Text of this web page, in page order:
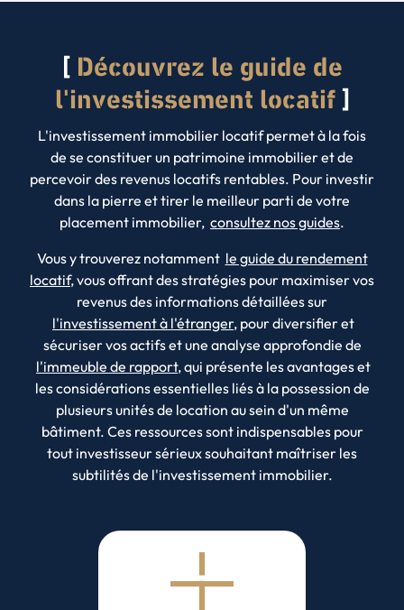
Découvrez le guide de
l'investissement locatif
L'investissement immobilier locatif permet à la fois
de se constituer un patrimoine immobilier et de
percevoir des revenus locatifs rentables. Pour investir
dans la pierre et tirer le meilleur parti de votre
placement immobilier, consultez nos guides.
Vous y trouverez notamment le guide du rendement
locatif, vous offrant des stratégies pour maximiser vos
revenus des informations détaillées sur
l'investissement à l'étranger, pour diversifier et
sécuriser vos actifs et une analyse approfondie de
l'immeuble de rapport, qui présente les avantages et
les considérations essentielles liés à la possession de
plusieurs unités de location au sein d'un même
bâtiment. Ces ressources sont indispensables pour
tout investisseur sérieux souhaitant maîtriser les
subtilités de l'investissement immobilier.